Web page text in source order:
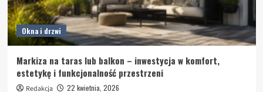
Okna i drzwi
Markiza na taras lub balkon – inwestycja w komfort,
estetykę i funkcjonalność przestrzeni
Redakcja 22 kwietnia, 2026